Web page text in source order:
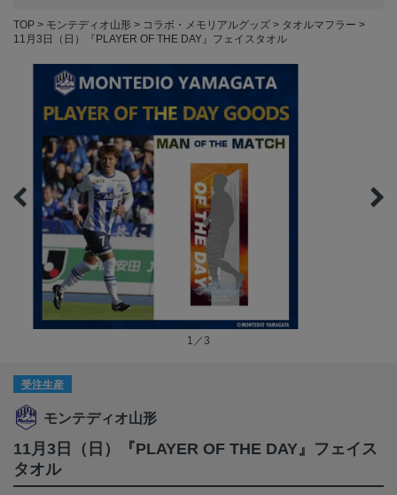
TOP モンテディオ山形 コラボ・メモリアルグッズ
タオルマフラー
11月3日（日）『PLAYER OF THE DAY』フェイスタオル
1／3
受注生産
モンテディオ山形
11月3日（日）『PLAYER OF THE DAY』フェイス
タオル